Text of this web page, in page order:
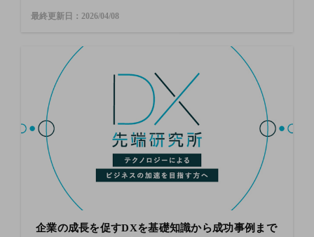
最終更新日：2026/04/08
企業の成長を促すDXを基礎知識から成功事例まで